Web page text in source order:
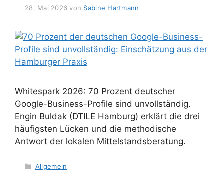
28. Mai 2026 von Sabine Hartmann
Whitespark 2026: 70 Prozent deutscher
Google-Business-Profile sind unvollständig.
Engin Buldak (DTILE Hamburg) erklärt die drei
häufigsten Lücken und die methodische
Antwort der lokalen Mittelstandsberatung.
Kategorien
Allgemein